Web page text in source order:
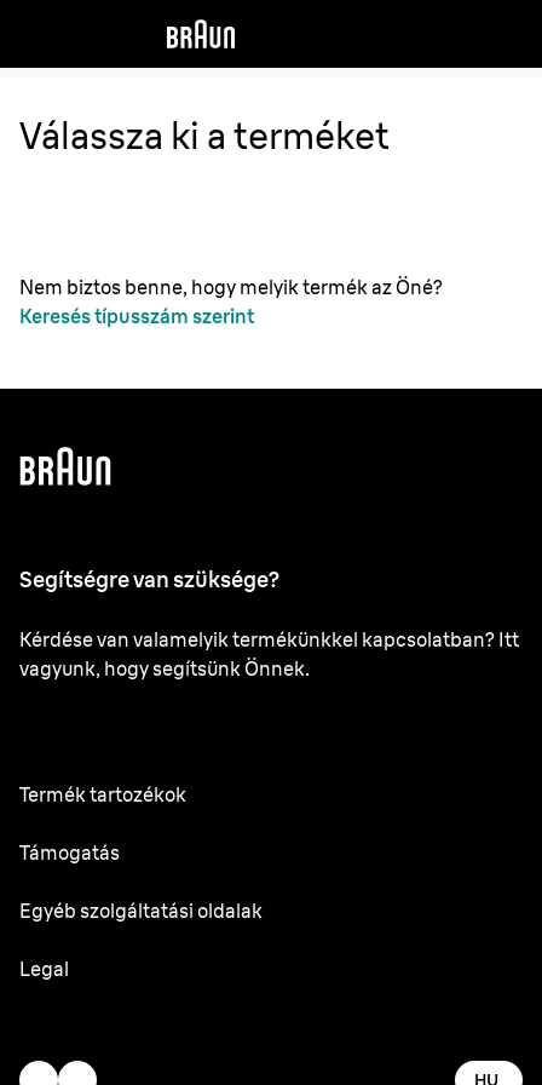
Válassza ki a terméket
Nem biztos benne, hogy melyik termék az Öné?
Keresés típusszám szerint
Segítségre van szüksége?
Kérdése van valamelyik termékünkkel kapcsolatban? Itt
vagyunk, hogy segítsünk Önnek.
Termék tartozékok
Minden tartozék
Támogatás
Felhasználói kézikönyv
Egyéb szolgáltatási oldalak
Oral-B
Legal
Adataim
HU